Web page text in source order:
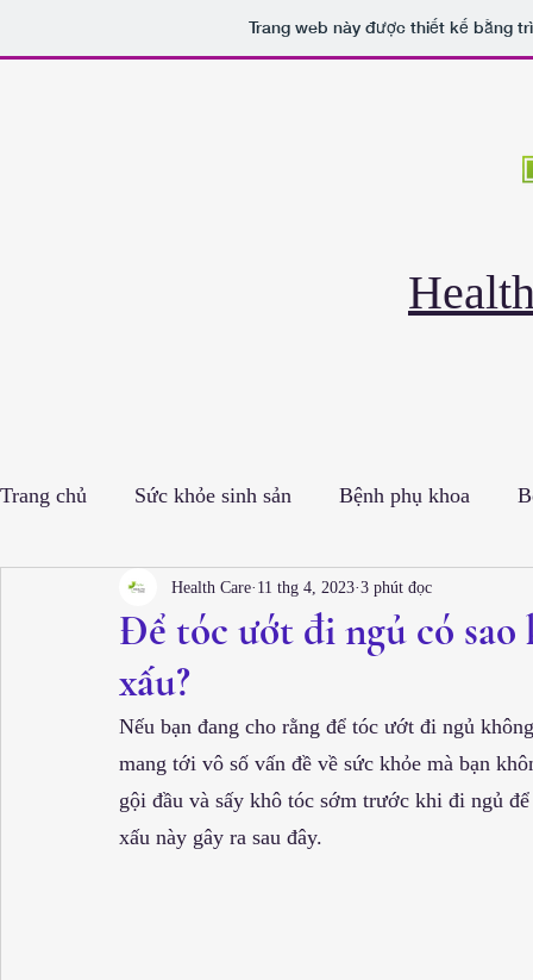
Trang web này được thiết kế bằng
Trang chủ Sức khỏe sinh sản Bệnh phụ khoa
Cấy tóc thẩm mỹ
Để tóc ướt đi ngủ có
xấu?
Health Care 11 thg 4, 2023 3 phút đọc
Nếu bạn đang cho rằng để tóc ướt đi ngủ
mang tới vô số vấn đề về sức khỏe mà bạn
gội đầu và sấy khô tóc sớm trước khi đi ngủ
xấu này gây ra sau đây.